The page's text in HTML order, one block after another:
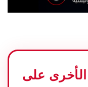
الأخرى على